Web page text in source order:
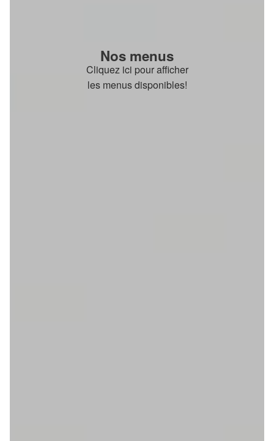
Nos menus
Cliquez ici pour afficher
les menus disponibles!